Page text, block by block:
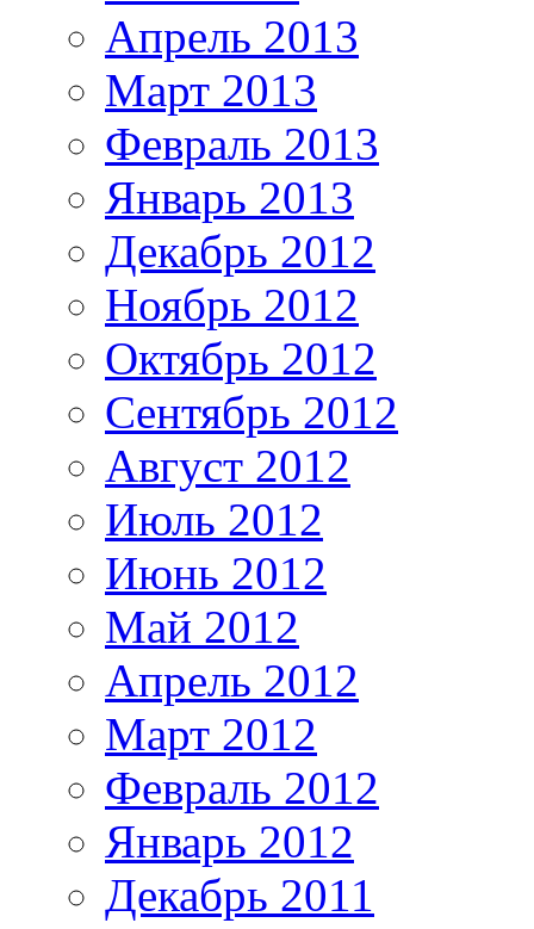
Апрель 2013
Март 2013
Февраль 2013
Январь 2013
Декабрь 2012
Ноябрь 2012
Октябрь 2012
Сентябрь 2012
Август 2012
Июль 2012
Июнь 2012
Май 2012
Апрель 2012
Март 2012
Февраль 2012
Январь 2012
Декабрь 2011